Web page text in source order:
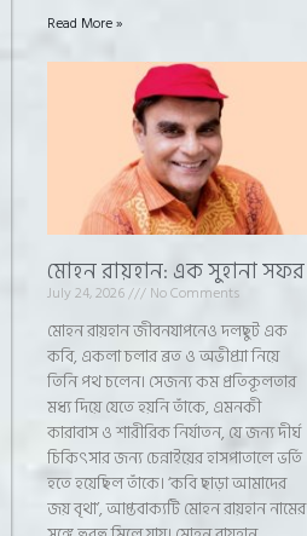
Read More »
মোহন রায়হান: এক সুহানা সফর
July 24, 2026 No Comments
মোহন রায়হান জীবনযাপনেও দলছুট এক
কবি, একলা চলার ব্রত ও অভীপ্সা নিয়ে
তিনি পথ চলেন। সেজন্য কম প্রতিকূলতার
মধ্য দিয়ে যেতে হয়নি তাঁকে, এমনকী
কারাবাস ও শারীরিক নির্যাতন, যে জন্য দীর্ঘ
চিকিৎসার জন্য চেন্নাইয়ের হাসপাতালে ভর্তি
হতে হয়েছিল তাঁকে। ‘কবি ছাড়া আমাদের
জয় বৃথা’, আপ্তবাক্যটি মোহন রায়হান নামের